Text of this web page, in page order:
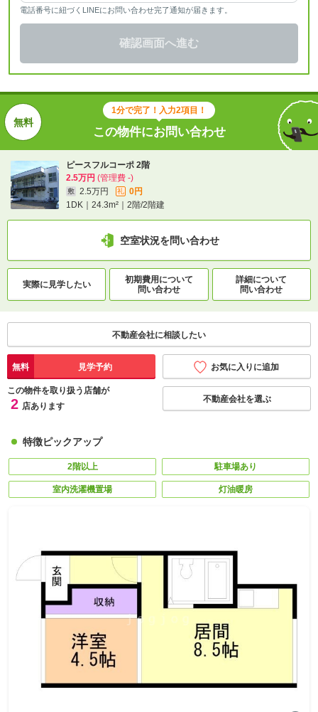
電話番号に紐づくLINEにお問い合わせ完了通知が届きます。
確認画面へ進む
1分で完了！入力2項目！
この物件にお問い合わせ
ピースフルコーポ 2階
2.5万円 (管理費 -)
敷 2.5万円 礼
0円
1DK｜24.3m²｜2階/2階建
空室状況を問い合わせ
実際に見学したい
初期費用について
問い合わせ
詳細について
問い合わせ
不動産会社に相談したい
無料 見学予約 お気に入りに追加
この物件を取り扱う店舗が
2 店あります
不動産会社を選ぶ
特徴ピックアップ
2階以上 駐車場あり
室内洗濯機置場 灯油暖房